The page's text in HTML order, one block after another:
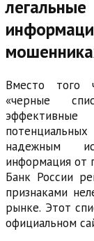
Вместо того
«черные
надежным
информация от
Банк России
признаками
рынке. Этот
официальном